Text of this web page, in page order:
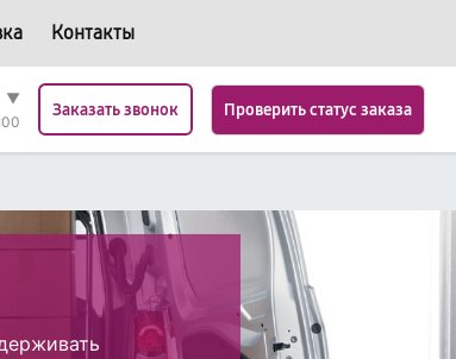
Контакты
▼
Заказать звонок Проверить статус заказа